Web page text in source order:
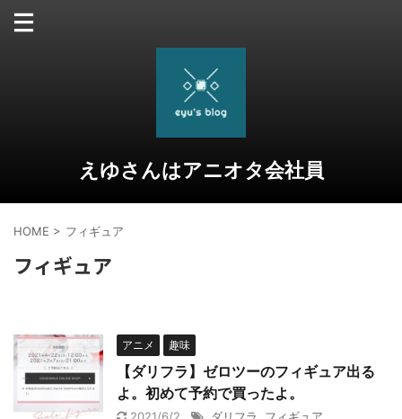
えゆさんはアニオタ会社員
HOME > フィギュア
フィギュア
アニメ 趣味
【ダリフラ】ゼロツーのフィギュア出る
よ。初めて予約で買ったよ。